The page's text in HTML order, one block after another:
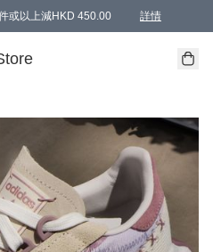
或以上減HKD 450.00 詳情
等級）AAPE products, members can
適用於 特定的送貨方式 )